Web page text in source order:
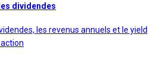
dividendes
les revenus annuels et le yield